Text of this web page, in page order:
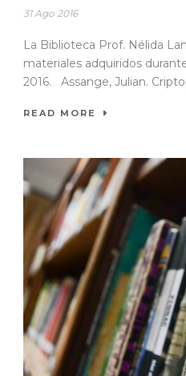
31 Ago 2016
La Biblioteca Prof. Nélida
materiales adquiridos
2016. Assange, Julian.
READ MORE